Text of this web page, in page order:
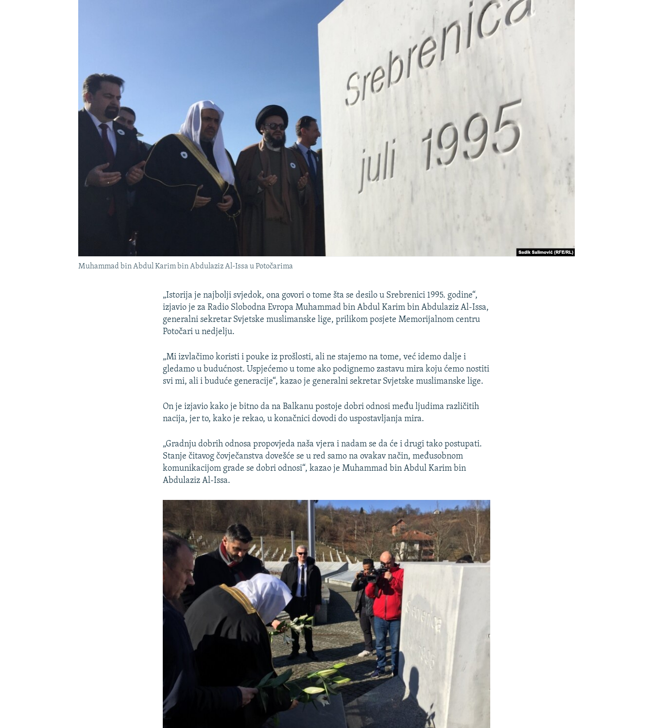
POPLAVE I KLIZIŠTA U BIH 2024.
Muhammad bin Abdul Karim bin Abdulaziz Al-Issa u Potočarima
„Istorija je najbolji svjedok, ona govori o tome šta se desilo u Srebrenici 1995. godine“,
izjavio je za Radio Slobodna Evropa Muhammad bin Abdul Karim bin Abdulaziz Al-Issa,
generalni sekretar Svjetske muslimanske lige, prilikom posjete Memorijalnom centru
Potočari u nedjelju.
„Mi izvlačimo koristi i pouke iz prošlosti, ali ne stajemo na tome, već idemo dalje i
gledamo u budućnost. Uspjećemo u tome ako podignemo zastavu mira koju ćemo nostiti
svi mi, ali i buduće generacije“, kazao je generalni sekretar Svjetske muslimanske lige.
On je izjavio kako je bitno da na Balkanu postoje dobri odnosi među ljudima različitih
nacija, jer to, kako je rekao, u konačnici dovodi do uspostavljanja mira.
„Gradnju dobrih odnosa propovjeda naša vjera i nadam se da će i drugi tako postupati.
Stanje čitavog čovječanstva dovešće se u red samo na ovakav način, međusobnom
komunikacijom grade se dobri odnosi“, kazao je Muhammad bin Abdul Karim bin
Abdulaziz Al-Issa.